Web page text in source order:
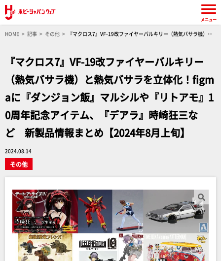
HOME 記事 その他
『マクロス7』VF-19改ファイヤーバルキリー（熱気バサラ機）と
『マクロス7』VF-19改ファイヤーバルキリー
（熱気バサラ機）と熱気バサラを立体化！figm
aに『ダンジョン飯』マルシルや『リトアモ』1
0周年記念アイテム、『デアラ』時崎狂三な
ど 新製品情報まとめ【2024年8月上旬】
2024.08.14
その他
メニュー